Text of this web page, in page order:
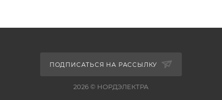
ПОДПИСАТЬСЯ НА РАССЫЛКУ
2026 © НОРДЭЛЕКТРА